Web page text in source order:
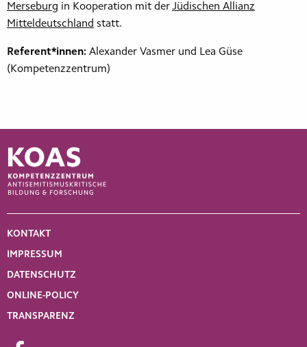
Merseburg in Kooperation mit derJüdischen Allianz
Mitteldeutschland statt.
Referent*innen: Alexander Vasmer und Lea Güse
(Kompetenzzentrum)
KONTAKT
IMPRESSUM
DATENSCHUTZ
ONLINE-POLICY
TRANSPARENZ